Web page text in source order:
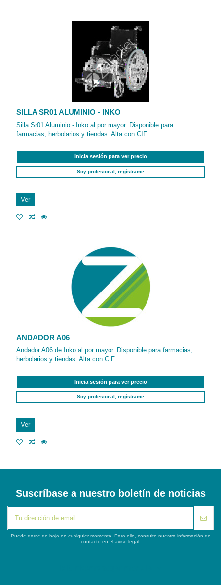
SILLA SR01 ALUMINIO - INKO
Silla Sr01 Aluminio - Inko al por mayor. Disponible para
farmacias, herbolarios y tiendas. Alta con CIF.
Inicia sesión para ver precio
Soy profesional, regístrame
Ver
ANDADOR A06
Andador A06 de Inko al por mayor. Disponible para farmacias,
herbolarios y tiendas. Alta con CIF.
Inicia sesión para ver precio
Soy profesional, regístrame
Ver
Suscríbase a nuestro boletín de noticias
Puede darse de baja en cualquier momento. Para ello, consulte nuestra información de
contacto en el aviso legal.